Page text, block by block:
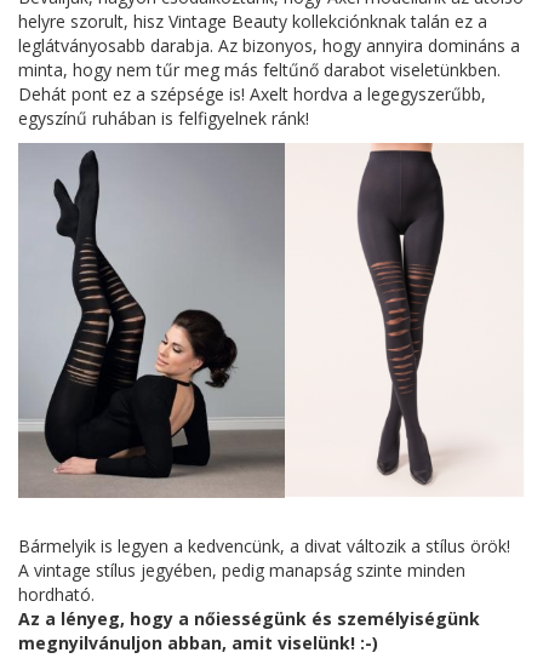
helyre szorult, hisz Vintage Beauty kollekciónknak talán ez a
leglátványosabb darabja. Az bizonyos, hogy annyira domináns a
minta, hogy nem tűr meg más feltűnő darabot viseletünkben.
Dehát pont ez a szépsége is! Axelt hordva a legegyszerűbb,
egyszínű ruhában is felfigyelnek ránk!
Bármelyik is legyen a kedvencünk, a divat változik a stílus örök!
A vintage stílus jegyében, pedig manapság szinte minden
hordható.
Az a lényeg, hogy a nőiességünk és személyiségünk
megnyilvánuljon abban, amit viselünk! :-)